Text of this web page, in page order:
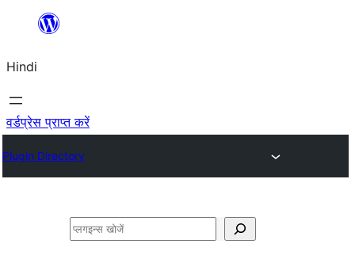
सामग्री
जाएं
Hindi
वर्डप्रेस प्राप्त करें
Plugin Directory
खोजें